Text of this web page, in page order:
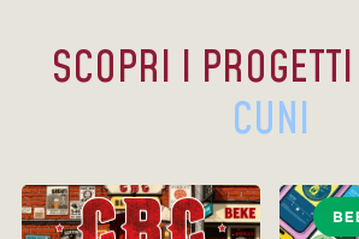
SCOPRI I PROGETTI
CUNI